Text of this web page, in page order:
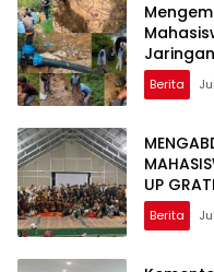
Berita
Berita